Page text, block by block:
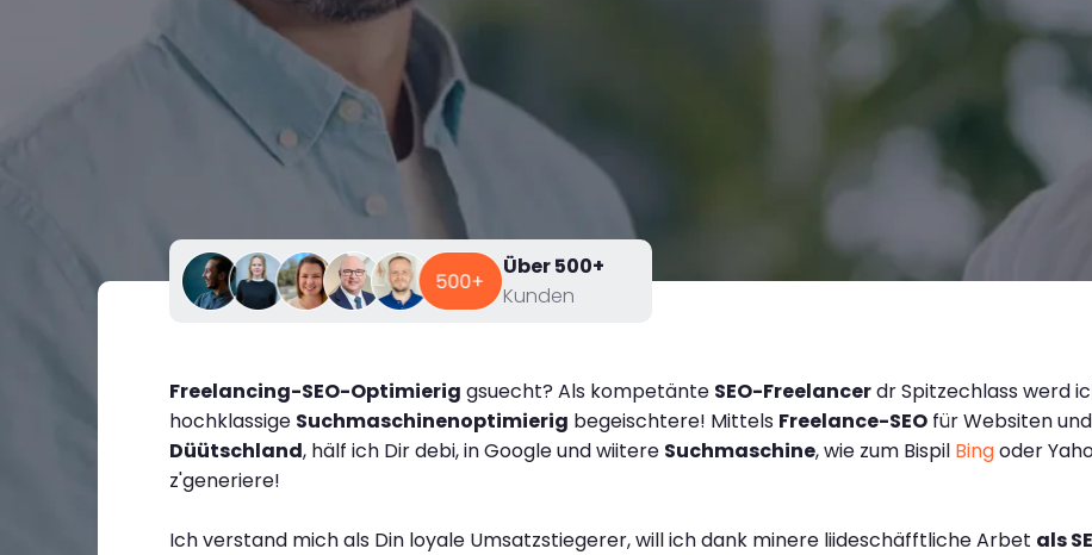
Über 500+
Kunden
Freelancing-SEO-Optimierig gsuecht? Als kompetänte SEO-Freelancerdr Spitzechlass werd
hochklassige Suchmaschinenoptimierig begeischtere! Mittels Freelance-SEO für Websiten
Düütschland, hälf ich Dir debi, in Google und wiitere Suchmaschine, wie zum Bispil Bingoder
z'generiere!
Ich verstand mich als Din loyale Umsatzstiegerer, will ich dank minere liideschäfftliche Arbet als